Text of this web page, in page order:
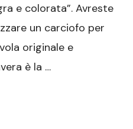
allegra
colorata
e colorata”. Avreste
un carciofo per
originale e
è la …